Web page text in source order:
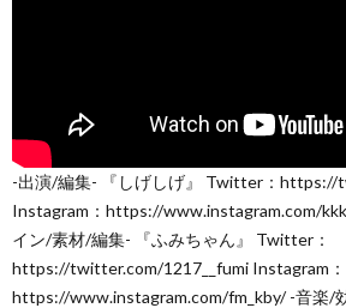
-出演/編集- 『しげしげ』 Twitter：https://
Instagram：https://www.instagram.com/
イン/素材/編集- 『ふみちゃん』 Twitter：
https://twitter.com/1217__fumi Instagram：
https://www.instagram.com/fm_kby/ -音楽/